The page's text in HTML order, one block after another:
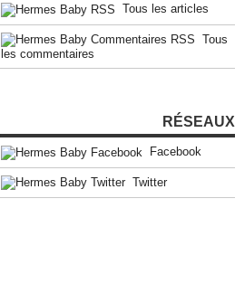
Tous les articles
Tous
les commentaires
RÉSEAUX
Facebook
Twitter